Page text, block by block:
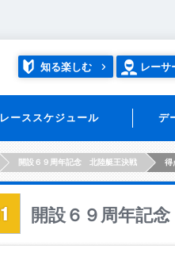
知る楽しむ レーサ
レーススケジュール デ
開設６９周年記念 北陸艇王決戦 得
開設６９周年記